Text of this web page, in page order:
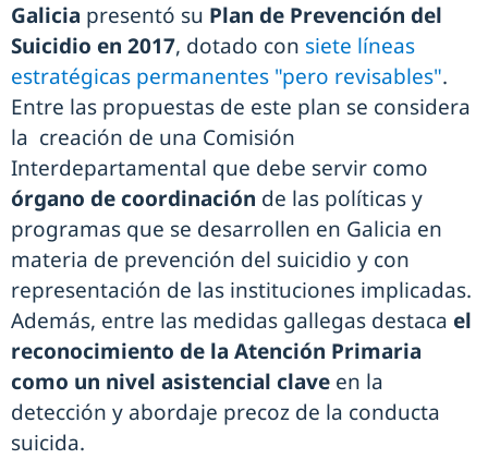
Galicia presentó su Plan de Prevención del
Suicidio en 2017, dotado con siete líneas
estratégicas permanentes "pero revisables".
Entre las propuestas de este plan se considera
la creación de una Comisión
Interdepartamental que debe servir como
órgano de coordinación de las políticas y
programas que se desarrollen en Galicia en
materia de prevención del suicidio y con
representación de las instituciones implicadas.
Además, entre las medidas gallegas destaca el
reconocimiento de la Atención Primaria
como un nivel asistencial clave en la
detección y abordaje precoz de la conducta
suicida.